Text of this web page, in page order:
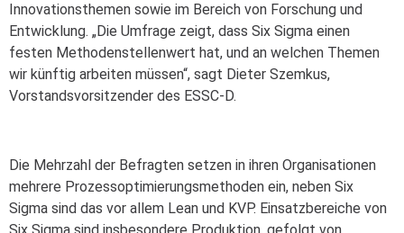
Innovationsthemen sowie im Bereich von Forschung und
Entwicklung. „Die Umfrage zeigt, dass Six Sigma einen
festen Methodenstellenwert hat, und an welchen Themen
wir künftig arbeiten müssen“, sagt Dieter Szemkus,
Vorstandsvorsitzender des ESSC-D.
Die Mehrzahl der Befragten setzen in ihren Organisationen
mehrere Prozessoptimierungsmethoden ein, neben Six
Sigma sind das vor allem Lean und KVP. Einsatzbereiche von